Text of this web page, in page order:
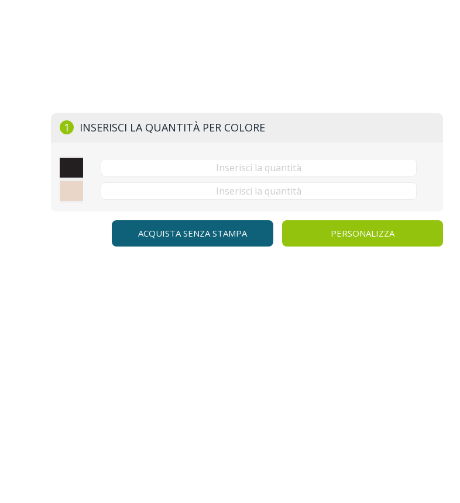
1 INSERISCI LA QUANTITÀ PER COLORE
PERSONALIZZA
ACQUISTA SENZA STAMPA